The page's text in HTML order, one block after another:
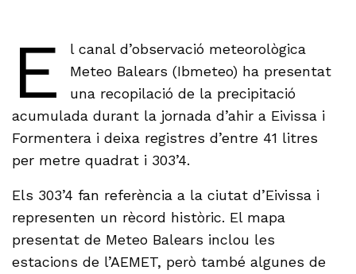
E
l canal d’observació meteorològica
Meteo Balears (Ibmeteo) ha presentat
una recopilació de la precipitació
acumulada durant la jornada d’ahir a Eivissa i
Formentera i deixa registres d’entre 41 litres
per metre quadrat i 303’4.
Els 303’4 fan referència a la ciutat d’Eivissa i
representen un rècord històric. El mapa
presentat de Meteo Balears inclou les
estacions de l’AEMET, però també algunes de